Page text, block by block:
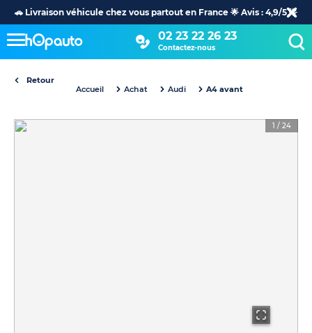
🚗 Livraison véhicule chez vous partout en France 🌟 Avis : 4,9/5 🌟
02 23 22 26 23
Contactez-nous
Retour
Accueil
Achat Audi A4 avant
1 / 24